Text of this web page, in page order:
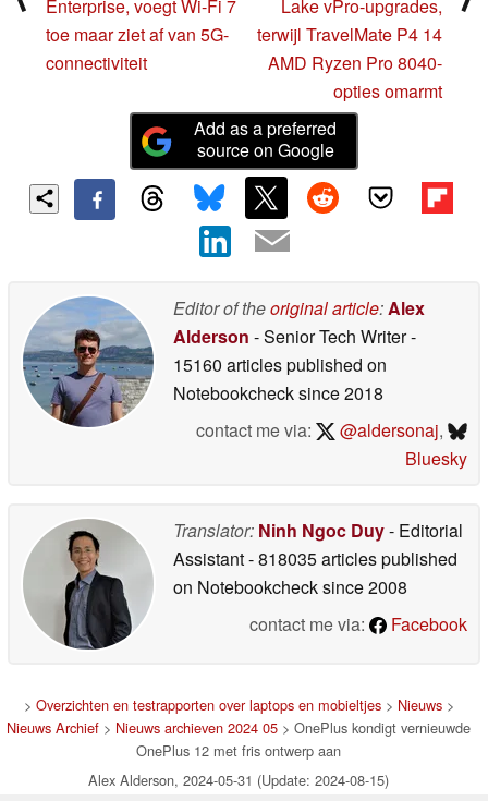
Enterprise, voegt Wi-Fi 7
toe maar ziet af van 5G-
connectiviteit
Lake vPro-upgrades,
terwijl TravelMate P4 14
AMD Ryzen Pro 8040-
opties omarmt
Add as a preferred
source on Google
Editor of theoriginal article:Alex
Alderson - Senior Tech Writer-
15160 articles published on
Notebookchecksince 2018
contact me via:
@aldersonaj,
Bluesky
Translator: Ninh Ngoc Duy- Editorial
Assistant- 818035 articles published
on Notebookchecksince 2008
contact me via:
Facebook
> Overzichten en testrapporten over laptops en mobieltjes> Nieuws>
Nieuws Archief > Nieuws archieven 2024 05 > OnePlus kondigt vernieuwde
OnePlus 12 met fris ontwerp aan
Alex Alderson, 2024-05-31 (Update: 2024-08-15)